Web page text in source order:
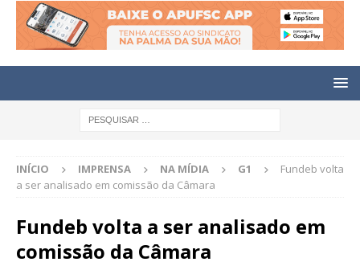
INÍCIO IMPRENSA NA MÍDIA G1
Fundeb volta
a ser analisado em comissão da Câmara
Fundeb volta a ser analisado em
comissão da Câmara